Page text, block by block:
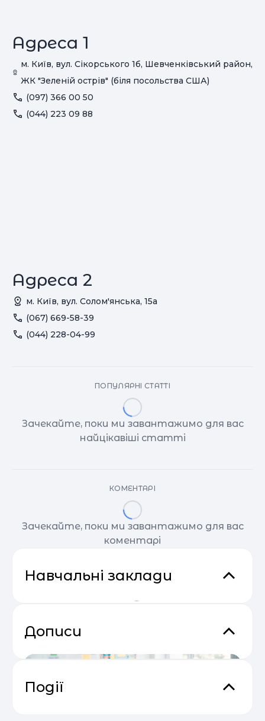
Адреса 1
м. Київ, вул. Сікорського 1б, Шевченківський район,
ЖК "Зеленій острів" (біля посольства США)
(097) 366 00 50
(044) 223 09 88
Адреса 2
м. Київ, вул. Солом'янська, 15а
(067) 669-58-39
(044) 228-04-99
ПОПУЛЯРНІ СТАТТІ
Зачекайте, поки ми завантажимо для вас
найцікавіші статті
КОМЕНТАРІ
Зачекайте, поки ми завантажимо для вас
коментарі
Навчальні заклади
Дописи
Події